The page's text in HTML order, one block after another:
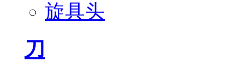
旋具头
刀